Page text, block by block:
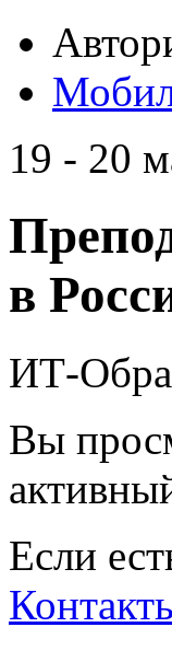
19 - 20
в
ИТ-
Вы
Если